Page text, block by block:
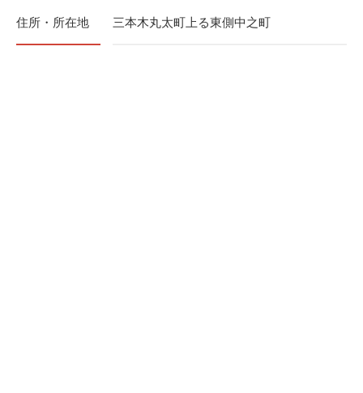
住所・所在地 三本木丸太町上る東側中之町